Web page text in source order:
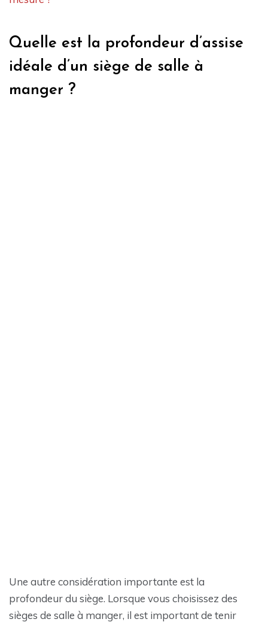
Quelle est la profondeur d’assise
idéale d’un siège de salle à
manger ?
Une autre considération importante est la
profondeur du siège. Lorsque vous choisissez des
sièges de salle à manger, il est important de tenir